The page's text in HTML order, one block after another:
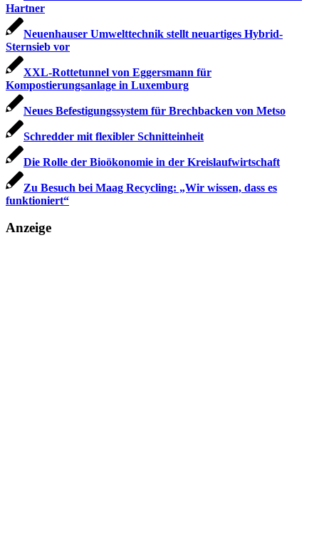
Hartner
Neuenhauser Umwelttechnik stellt neuartiges Hybrid-
Sternsieb vor
XXL-Rottetunnel von Eggersmann für
Kompostierungsanlage in Luxemburg
Neues Befestigungssystem für Brechbacken von Metso
Schredder mit flexibler Schnitteinheit
Die Rolle der Bioöko­nomie in der Kreislaufwirtschaft
Zu Besuch bei Maag Recycling: „Wir wissen, dass es
funktioniert“
Anzeige